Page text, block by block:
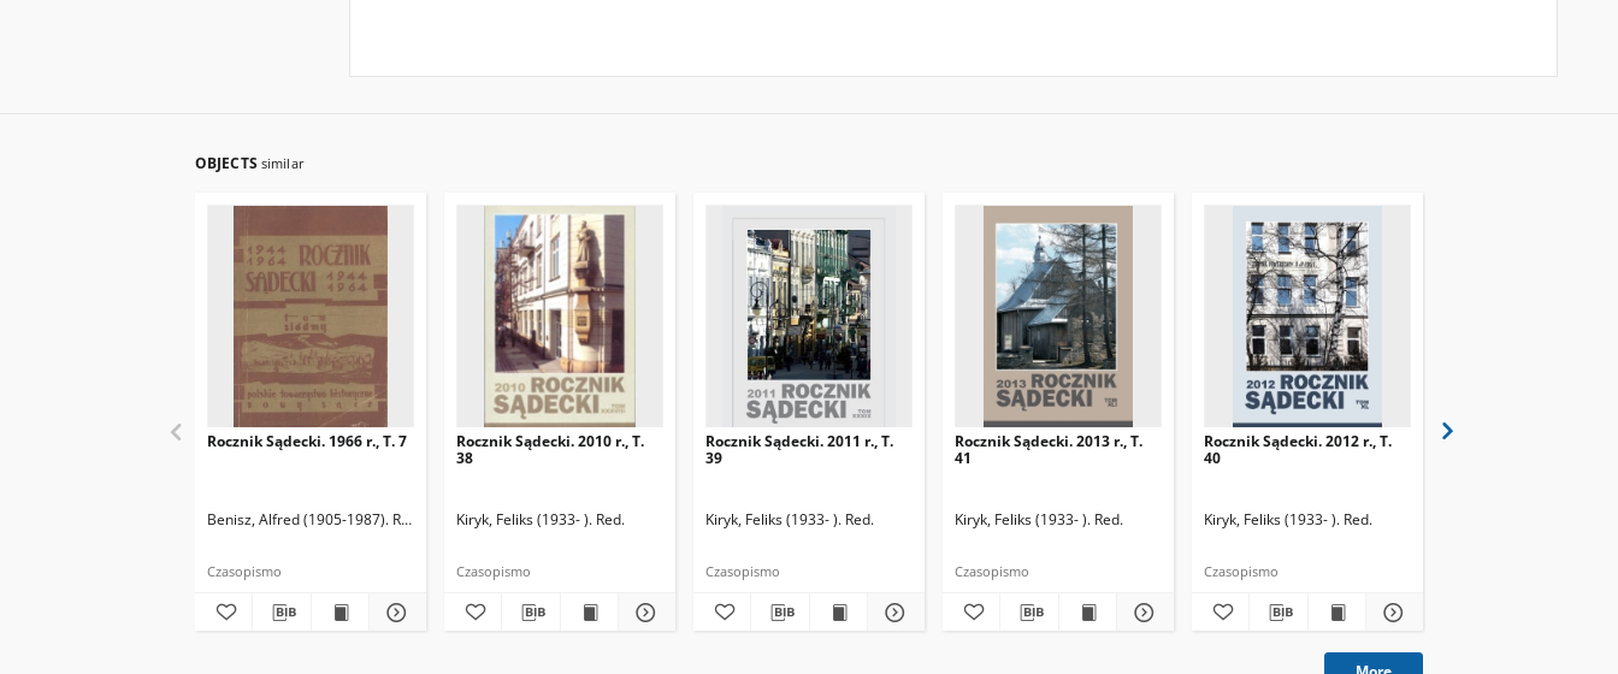
OBJECTS similar
Rocznik Sądecki. 1966 r., T. 7
Benisz, Alfred (1905-1987). Red. Czernecka, Stefania. Red. Dziwik, Kazimierz (1931-1991). Red. Nowak, Marian (1913-1991). Red. Pawłowski, Eugeniusz (1902-1986). Red. Stamirski, Henryk (1903-1977). Red.
Czasopismo
Rocznik Sądecki. 2010 r., T.
38
Kiryk, Feliks (1933- ). Red.
Czasopismo
Rocznik Sądecki. 2011 r., T.
39
Kiryk, Feliks (1933- ). Red.
Czasopismo
Rocznik Sądecki. 2013 r., T.
41
Kiryk, Feliks (1933- ). Red.
Czasopismo
Rocznik Sądecki. 2012 r., T.
40
Kiryk, Feliks (1933- ). Red.
Czasopismo